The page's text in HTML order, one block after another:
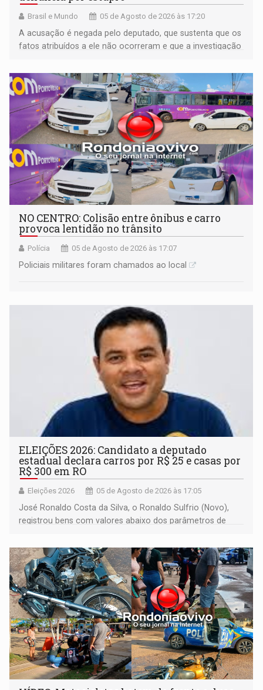
Brasil e Mundo 05 de Agosto de 2026 às 17:20
A acusação é negada pelo deputado, que sustenta que os
fatos atribuídos a ele não ocorreram e que a investigação
NO CENTRO: Colisão entre ônibus e carro
provoca lentidão no trânsito
Polícia 05 de Agosto de 2026 às 17:07
Policiais militares foram chamados ao local
ELEIÇÕES 2026: Candidato a deputado
estadual declara carros por R$ 25 e casas por
R$ 300 em RO
Eleições 2026 05 de Agosto de 2026 às 17:05
José Ronaldo Costa da Silva, o Ronaldo Sulfrio (Novo),
registrou bens com valores abaixo dos parâmetros de
milhões